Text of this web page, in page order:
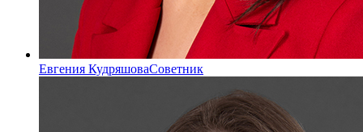
Евгения КудряшоваСоветник